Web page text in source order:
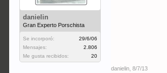
danielin
Gran Experto Porschista
Se incorporó:
29/6/06
Mensajes:
2.806
Me gusta recibidos:
20
danielin 8/7/13